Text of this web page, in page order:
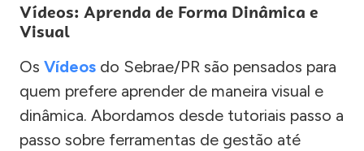
Vídeos: Aprenda de Forma Dinâmica e
Visual
Os Vídeos do Sebrae/PR são pensados para
quem prefere aprender de maneira visual e
dinâmica. Abordamos desde tutoriais passo a
passo sobre ferramentas de gestão até